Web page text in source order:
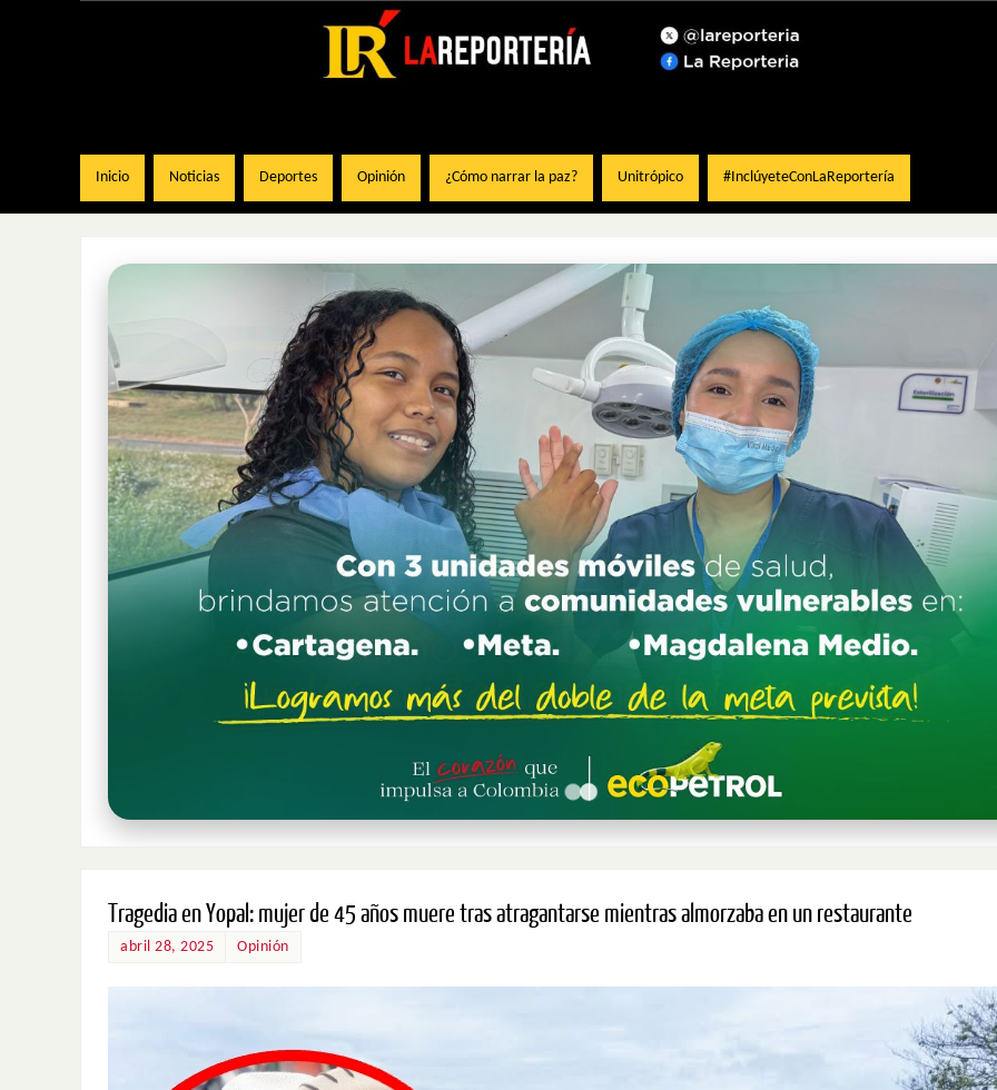
Inicio Noticias Deportes Opinión ¿Cómo narrar la paz? Unitrópico #InclúyeteConLaReportería
Tragedia en Yopal: mujer de 45 años muere tras atragantarse mientras almorzaba en un restaurante
abril 28, 2025 Opinión